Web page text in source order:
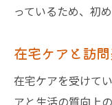
っているため、初
在宅ケアと訪
在宅ケアを受けて
アと生活の質向上